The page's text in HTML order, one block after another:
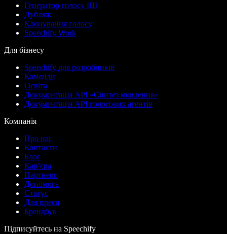
Генератор голосу ШІ
Дубляж
Клонування голосу
Speechify Work
Для бізнесу
Speechify для розробників
Команди
Освіта
Документація API «Синтез мовлення»
Документація API голосових агентів
Компанія
Про нас
Контакти
Блог
Кар’єра
Партнери
Допомога
Статус
Для преси
Брендбук
Підписуйтесь на Speechify